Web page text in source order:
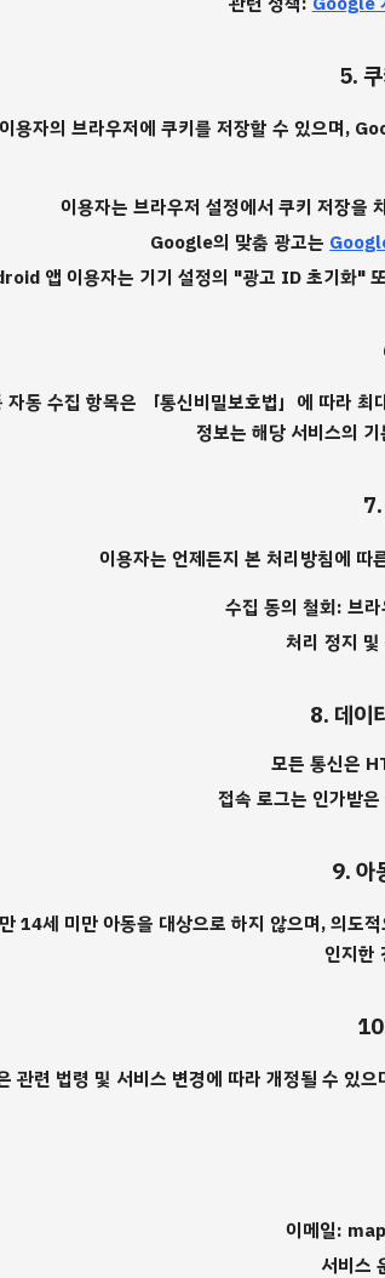
5.
용자의 브라우저에 쿠키를 저장할 수 있으며,
이용자는 브라우저 설정에서 쿠키 저장을
Google의 맞춤 광고는
앱 이용자는 기기 설정의 "광고 ID 초기화"
자동 수집 항목은 「통신비밀보호법」에 따라
정보는 해당 서비스의
이용자는 언제든지 본 처리방침에 따
수집 동의 철회: 브
처리 정지
8. 데이
모든 통신은
접속 로그는 인가받
9. 아
14세 미만 아동을 대상으로 하지 않으며, 의도
인지한
관련 법령 및 서비스 변경에 따라 개정될 수 있
이메일:
서비스